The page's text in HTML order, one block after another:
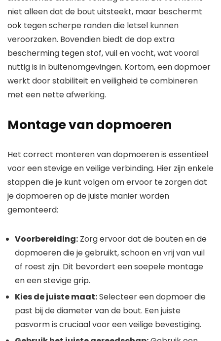
niet alleen dat de bout uitsteekt, maar beschermt
ook tegen scherpe randen die letsel kunnen
veroorzaken. Bovendien biedt de dop extra
bescherming tegen stof, vuil en vocht, wat vooral
nuttig is in buitenomgevingen. Kortom, een dopmoer
werkt door stabiliteit en veiligheid te combineren
met een nette afwerking.
Montage van dopmoeren
Het correct monteren van dopmoeren is essentieel
voor een stevige en veilige verbinding. Hier zijn enkele
stappen die je kunt volgen om ervoor te zorgen dat
je dopmoeren op de juiste manier worden
gemonteerd:
Voorbereiding: Zorg ervoor dat de bouten en de
dopmoeren die je gebruikt, schoon en vrij van vuil
of roest zijn. Dit bevordert een soepele montage
en een stevige grip.
Kies de juiste maat:Selecteer een dopmoer die
past bij de diameter van de bout. Een juiste
pasvorm is cruciaal voor een veilige bevestiging.